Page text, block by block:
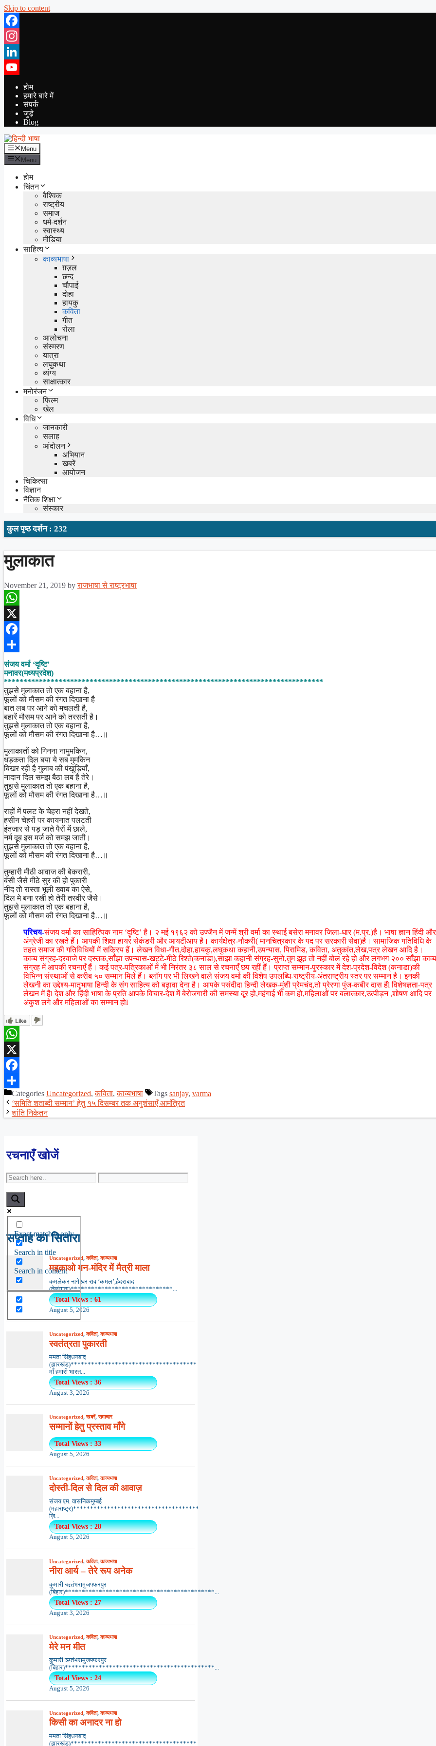
Skip to content
Facebook
Instagram
LinkedIn
YouTube
होम
हमारे बारे में
संपर्क
जुड़े
Blog
Menu
Menu
होम
चिंतन
वैश्विक
राष्ट्रीय
समाज
धर्म-दर्शन
स्वास्थ्य
मीडिया
साहित्य
काव्यभाषा
ग़ज़ल
छन्द
चौपाई
दोहा
हायकु
कविता
गीत
रोला
आलोचना
संस्मरण
यात्रा
लघुकथा
व्यंग्य
साक्षात्कार
मनोरंजन
फिल्म
खेल
विधि
जानकारी
सलाह
आंदोलन
अभियान
खबरें
आयोजन
चिकित्सा
विज्ञान
नैतिक शिक्षा
संस्कार
कुल पृष्ठ दर्शन : 232
मुलाकात
November 21, 2019 byराजभाषा से राष्ट्रभाषा
WhatsApp
X
Facebook
Share
संजय वर्मा ‘दृष्टि’
मनावर(मध्यप्रदेश)
**********************************************************************************
तुझसे मुलाकात तो एक बहाना है,
फूलों को मौसम की रंगत दिखाना है
बात लब पर आने को मचलती है,
बहारें मौसम पर आने को तरसती है।
तुझसे मुलाकात तो एक बहाना है,
फूलों को मौसम की रंगत दिखाना है…॥
मुलाकातों को गिनना नामुमकिन,
धड़कता दिल बया ये सब मुमकिन
बिखर रही है गुलाब की पंखुड़ियाँ,
नादान दिल समझ बैठा लब है तेरे।
तुझसे मुलाकात तो एक बहाना है,
फूलों को मौसम की रंगत दिखाना है…॥
राहों में पलट के चेहरा नहीं देखते,
हसीन चेहरों पर कायनात पलटती
इंतजार से पड़ जाते पैरों में छाले,
नर्म दूब इस मर्ज को समझ जाती।
तुझसे मुलाकात तो एक बहाना है,
फूलों को मौसम की रंगत दिखाना है…॥
तुम्हारी मीठी आवाज की बेकरारी,
बंसी जैसे मीठे सुर की हो पुकारी
नींद तो रास्ता भूली ख्वाब का ऐसे,
दिल मे बना रखी हो तेरी तस्वीर जैसे।
तुझसे मुलाकात तो एक बहाना है,
फूलों को मौसम की रंगत दिखाना है…॥
परिचय-संजय वर्मा का साहित्यिक नाम ‘दॄष्टि’ है। २ मई १९६२ को उज्जैन में जन्में श्री वर्मा का स्थाई बसेरा मनावर जिला-धार (म.प्र.)है। भाषा ज्ञान हिंदी और
अंग्रेजी का रखते हैं। आपकी शिक्षा हायर सेकंडरी और आयटीआय है। कार्यक्षेत्र-नौकरी( मानचित्रकार के पद पर सरकारी सेवा)है। सामाजिक गतिविधि के
तहत समाज की गतिविधियों में सक्रिय हैं। लेखन विधा-गीत,दोहा,हायकु,लघुकथा कहानी,उपन्यास, पिरामिड, कविता, अतुकांत,लेख,पत्र लेखन आदि है।
काव्य संग्रह-दरवाजे पर दस्तक,साँझा उपन्यास-खट्टे-मीठे रिश्ते(कनाडा),साझा कहानी संग्रह-सुनो,तुम झूठ तो नहीं बोल रहे हो और लगभग २०० साँझा काव्य
संग्रह में आपकी रचनाएँ हैं। कई पत्र-पत्रिकाओं में भी निरंतर ३८ साल से रचनाएँ छप रहीं हैं। प्राप्त सम्मान-पुरस्कार में देश-प्रदेश-विदेश (कनाडा)की
विभिन्न संस्थाओं से करीब ५० सम्मान मिले हैं। ब्लॉग पर भी लिखने वाले संजय वर्मा की विशेष उपलब्धि-राष्ट्रीय-अंतराष्ट्रीय स्तर पर सम्मान है। इनकी
लेखनी का उद्देश्य-मातृभाषा हिन्दी के संग साहित्य को बढ़ावा देना है। आपके पसंदीदा हिन्दी लेखक-मुंशी प्रेमचंद,तो प्रेरणा पुंज-कबीर दास हैंl विशेषज्ञता-पत्र
लेखन में हैl देश और हिंदी भाषा के प्रति आपके विचार-देश में बेरोजगारी की समस्या दूर हो,महंगाई भी कम हो,महिलाओं पर बलात्कार,उत्पीड़न ,शोषण आदि पर
अंकुश लगे और महिलाओं का सम्मान होl
Like
WhatsApp
X
Facebook
ShareCategories Uncategorized,कविता,काव्यभाषा Tags sanjay, varma
‘समिति शताब्दी सम्मान’ हेतु १५ दिसम्बर तक अनुशंसाएँ आमंत्रित
शांति निकेतन
रचनाएँ खोजें
Exact matches only
Search in title
Search in content
सप्ताह का सितारा